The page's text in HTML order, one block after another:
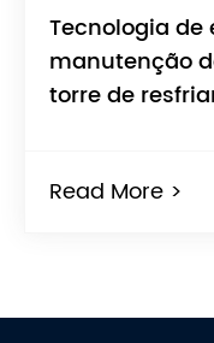
Tecnologia
manutenção
torre de
Read More >